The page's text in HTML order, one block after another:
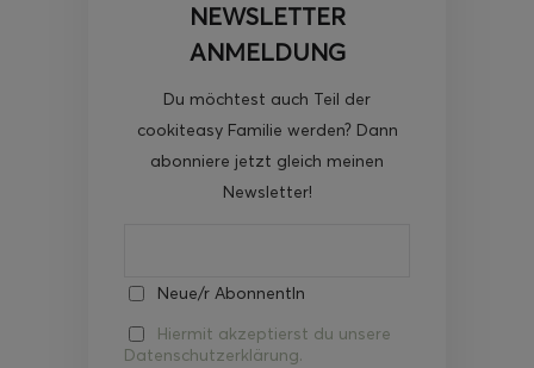
NEWSLETTER
ANMELDUNG
Du möchtest auch Teil der
cookiteasy Familie werden? Dann
abonniere jetzt gleich meinen
Newsletter!
Neue/r AbonnentIn
Hiermit akzeptierst du unsere
Datenschutzerklärung.